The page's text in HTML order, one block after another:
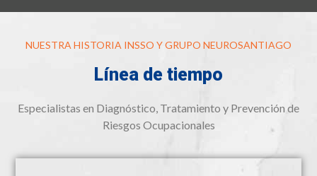
NUESTRA HISTORIA INSSO Y GRUPO NEUROSANTIAGO
Línea de tiempo
Especialistas en Diagnóstico, Tratamiento y Prevención de
Riesgos Ocupacionales